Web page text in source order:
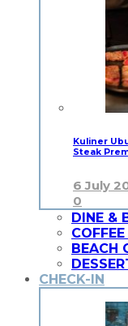
Kuliner
Steak
6 July
0
DINE &
BEACH
CHECK-IN